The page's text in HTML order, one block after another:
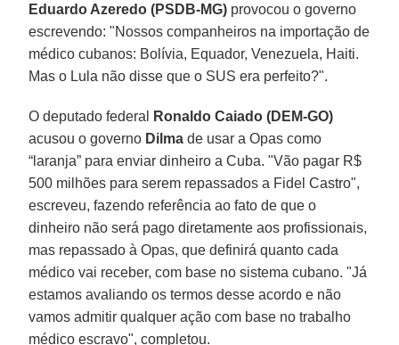
Eduardo Azeredo (PSDB-MG) provocou o governo
escrevendo: "Nossos companheiros na importação de
médico cubanos: Bolívia, Equador, Venezuela, Haiti.
Mas o Lula não disse que o SUS era perfeito?".
O deputado federal
Ronaldo Caiado (DEM-GO)
acusou o governo Dilma de usar a Opas como
“laranja” para enviar dinheiro a Cuba. "Vão pagar R$
500 milhões para serem repassados a Fidel Castro",
escreveu, fazendo referência ao fato de que o
dinheiro não será pago diretamente aos profissionais,
mas repassado à Opas, que definirá quanto cada
médico vai receber, com base no sistema cubano. "Já
estamos avaliando os termos desse acordo e não
vamos admitir qualquer ação com base no trabalho
médico escravo", completou.